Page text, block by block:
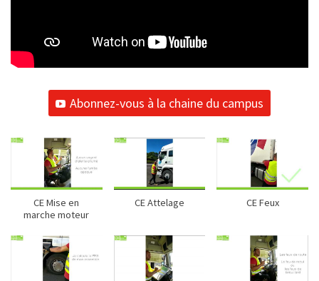
Abonnez-vous à la chaine du campus
CE Mise en
marche moteur
CE Attelage CE Feux